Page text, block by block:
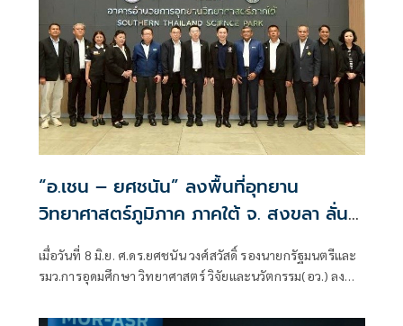
องค์การพิพิธภัณฑ์วิทยาศาสตร์แห่งชาติ(อพวช.) หรือ NSM
“อ.เชน – ยศชนัน” ลงพื้นที่อุทยาน
วิทยาศาสตร์ภูมิภาค ภาคใต้ จ. สงขลา ลั่น
ต้องเชื่อมโยงผู้ประ กอบการ ชุมชน ภาครัฐ
และภาคสังคมเข้าด้วยกันเพื่อบ่มเพาะธุรกิจ
ไทยให้ก้าวไปสู่ระดับยูนิคอร์น
เมื่อวันที่ 8 มิ.ย. ศ.ดร.ยศชนัน วงศ์สวัสดิ์ รองนายกรัฐมนตรีและ
รมว.การอุดมศึกษา วิทยาศาสตร์ วิจัยและนวัตกรรม(อว.) ลงพื้น
ชมผลงานนวัตกรรมการใช้ประโยชน์และขับเคลื่อนเศรษฐกิจ